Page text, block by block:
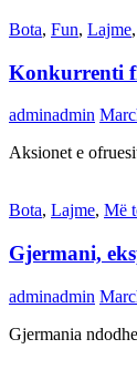
Bota, Fun, Lajme,
Konkurrenti
adminadmin
Aksionet e
Bota, Lajme, Më
Gjermani,
adminadmin
Gjermania